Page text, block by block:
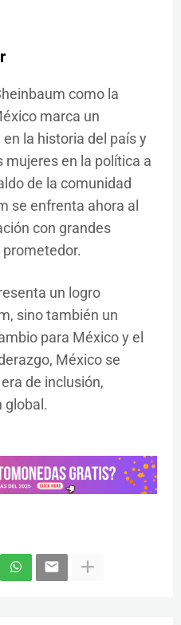
como la
marca un
la historia del país y
mujeres en la política a
de la comunidad
se enfrenta ahora al
con grandes
un logro
sino también un
para México y el
México se
de inclusión,
global.